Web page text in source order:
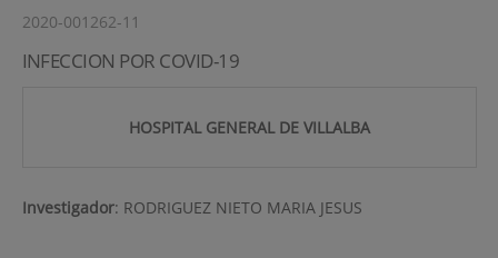
2020-001262-11
INFECCION POR COVID-19
HOSPITAL GENERAL DE VILLALBA
Investigador: RODRIGUEZ NIETO MARIA JESUS